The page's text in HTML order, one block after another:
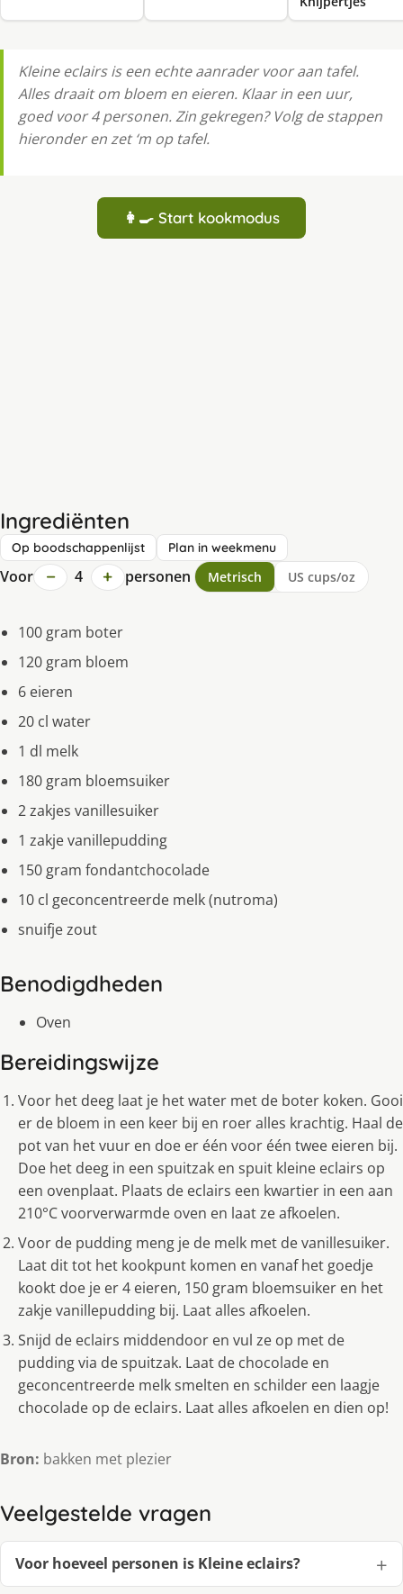
Kleine eclairs is een echte aanrader voor aan tafel.
Alles draait om bloem en eieren. Klaar in een uur,
goed voor 4 personen. Zin gekregen? Volg de stappen
hieronder en zet ‘m op tafel.
👩‍🍳 Start kookmodus
Ingrediënten
Op boodschappenlijst Plan in weekmenu
Voor − 4 + personen Metrisch US cups/oz
100 gram boter
120 gram bloem
6 eieren
20 cl water
1 dl melk
180 gram bloemsuiker
2 zakjes vanillesuiker
1 zakje vanillepudding
150 gram fondantchocolade
10 cl geconcentreerde melk (nutroma)
snuifje zout
Benodigdheden
Oven
Bereidingswijze
Voor het deeg laat je het water met de boter koken. Gooi
er de bloem in een keer bij en roer alles krachtig. Haal de
pot van het vuur en doe er één voor één twee eieren bij.
Doe het deeg in een spuitzak en spuit kleine eclairs op
een ovenplaat. Plaats de eclairs een kwartier in een aan
210°C voorverwarmde oven en laat ze afkoelen.
Voor de pudding meng je de melk met de vanillesuiker.
Laat dit tot het kookpunt komen en vanaf het goedje
kookt doe je er 4 eieren, 150 gram bloemsuiker en het
zakje vanillepudding bij. Laat alles afkoelen.
Snijd de eclairs middendoor en vul ze op met de
pudding via de spuitzak. Laat de chocolade en
geconcentreerde melk smelten en schilder een laagje
chocolade op de eclairs. Laat alles afkoelen en dien op!
Bron: bakken met plezier
Veelgestelde vragen
Voor hoeveel personen is Kleine eclairs?